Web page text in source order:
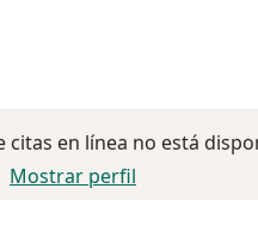
citas en línea no está
Mostrar perfil